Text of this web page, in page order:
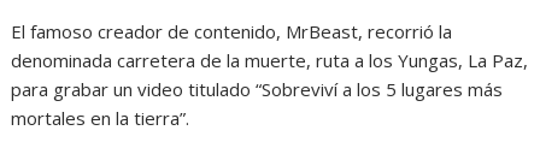
El famoso creador de contenido, MrBeast, recorrió la
denominada carretera de la muerte, ruta a los Yungas, La Paz,
para grabar un video titulado “Sobreviví a los 5 lugares más
mortales en la tierra”.